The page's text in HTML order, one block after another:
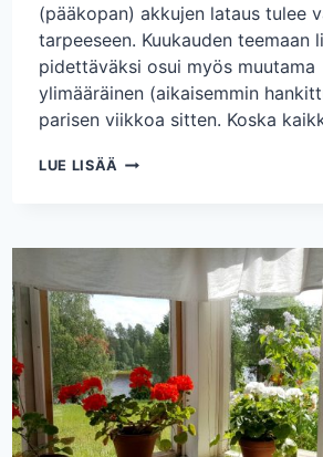
(pääkopan) akkujen lataus tulee
tarpeeseen. Kuukauden teemaan
pidettäväksi osui myös muutama
ylimääräinen (aikaisemmin
parisen viikkoa sitten. Koska
LUE LISÄÄ PARI